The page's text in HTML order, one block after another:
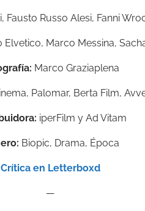
Fausto Russo Alesi, Fanni
Elvetico, Marco Messina,
Marco Graziaplena
Palomar, Berta Film,
iperFilm y Ad Vitam
Biopic, Drama, Época
Crítica en Letterboxd
—